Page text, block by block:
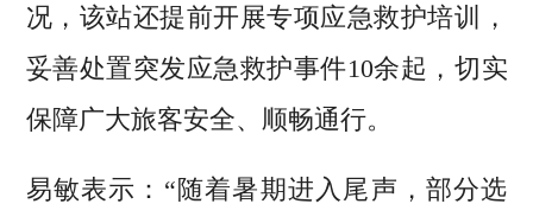
况，该站还提前开展专项应急救护培训，
妥善处置突发应急救护事件10余起，切实
保障广大旅客安全、顺畅通行。
易敏表示：“随着暑期进入尾声，部分选